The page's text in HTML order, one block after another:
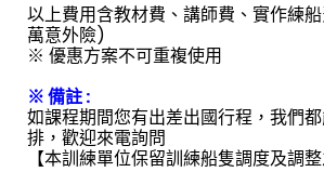
以上費用含教材費、講師費、實作練
萬意外險)
※ 優惠方案不可重複使用
※ 備註 :
如課程期間您有出差出國行程，我們
排，歡迎來電詢問
【本訓練單位保留訓練船隻調度及調整